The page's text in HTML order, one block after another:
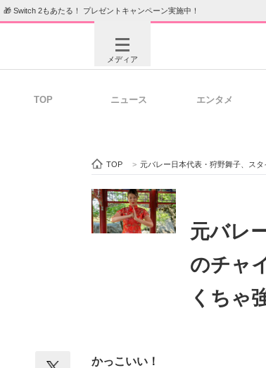
🎁 Switch 2もあたる！ プレゼントキャンペーン実施中！
メディア
ビジネスと働き方のヒント
ITエンジニア向け専門サイト
TOP ニュース エンタメ
TOP > 元バレー日本代表・狩野舞子、スタ
元バレ
のチャ
くちゃ
かっこいい！